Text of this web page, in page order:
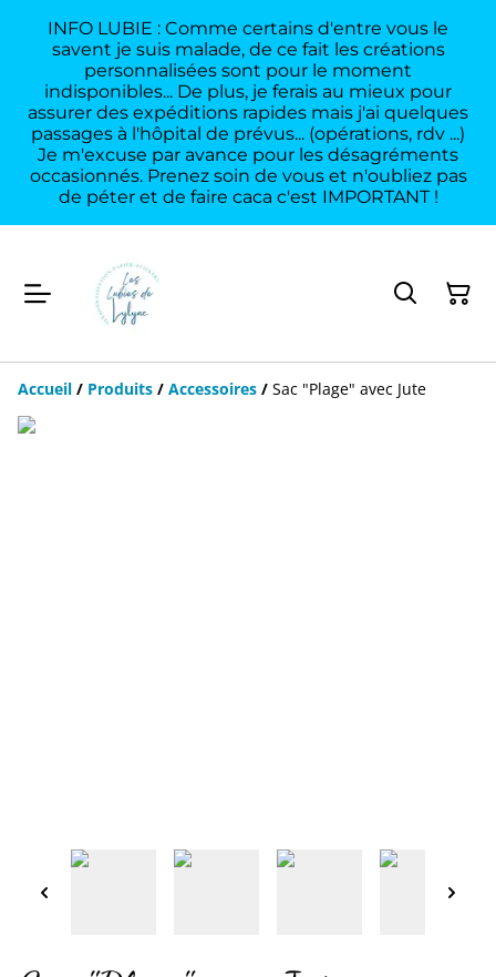
INFO LUBIE : Comme certains d'entre vous le
savent je suis malade, de ce fait les créations
personnalisées sont pour le moment
indisponibles... De plus, je ferais au mieux pour
assurer des expéditions rapides mais j'ai quelques
passages à l'hôpital de prévus... (opérations, rdv ...)
Je m'excuse par avance pour les désagréments
occasionnés. Prenez soin de vous et n'oubliez pas
de péter et de faire caca c'est IMPORTANT !
Accueil / Produits / Accessoires / Sac "Plage" avec Jute